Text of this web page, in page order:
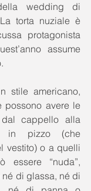
wedding di
torta nuziale è
protagonista
assume
stile americano,
possono avere le
cappello alla
in pizzo (che
vestito) o a quelli
essere “nuda”,
di glassa, né di